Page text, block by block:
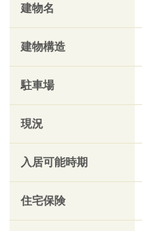
建物名
建物構造
駐車場
現況
入居可能時期
住宅保険